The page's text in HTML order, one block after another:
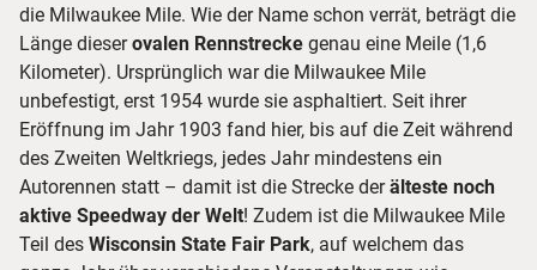
die Milwaukee Mile. Wie der Name schon verrät, beträgt die
Länge dieserovalen Rennstrecke genau eine Meile (1,6
Kilometer). Ursprünglich war die Milwaukee Mile
unbefestigt, erst 1954 wurde sie asphaltiert. Seit ihrer
Eröffnung im Jahr 1903 fand hier, bis auf die Zeit während
des Zweiten Weltkriegs, jedes Jahr mindestens ein
Autorennen statt – damit ist die Strecke derälteste noch
aktive Speedway der Welt! Zudem ist die Milwaukee Mile
Teil des Wisconsin State Fair Park, auf welchem das